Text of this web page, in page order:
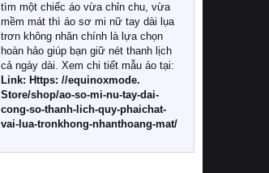
1. Tại sao các gia đình hiện đại lại ưa
chuộng chăn ga gối đệm cao cấp?
Khác với các dòng sản phẩm thông
thường, những bộ chăn ga gối đệm
cao cấp trải qua quy trình sản xuất
nghiêm ngặt từ khâu chọn lọc nguyên
liệu tự nhiên đến công nghệ dệt
nhuộm hiện đại không chứa hóa chất
tìm một chiếc áo vừa chỉn chu, vừa
mềm mát thì áo sơ mi nữ tay dài lụa
trơn không nhăn chính là lựa chọn
hoàn hảo giúp bạn giữ nét thanh lịch
cả ngày dài. Xem chi tiết mẫu áo tại:
Link: Https: //equinoxmode.
Store/shop/ao-so-mi-nu-tay-dai-
cong-so-thanh-lich-quy-phaichat-
vai-lua-tronkhong-nhanthoang-mat/